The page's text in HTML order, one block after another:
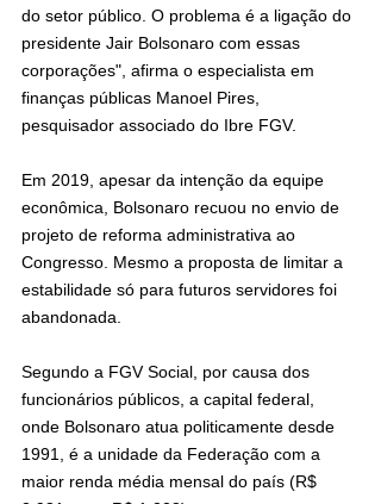
do setor público. O problema é a ligação do
presidente Jair Bolsonaro com essas
corporações", afirma o especialista em
finanças públicas Manoel Pires,
pesquisador associado do Ibre FGV.
Em 2019, apesar da intenção da equipe
econômica, Bolsonaro recuou no envio de
projeto de reforma administrativa ao
Congresso. Mesmo a proposta de limitar a
estabilidade só para futuros servidores foi
abandonada.
Segundo a FGV Social, por causa dos
funcionários públicos, a capital federal,
onde Bolsonaro atua politicamente desde
1991, é a unidade da Federação com a
maior renda média mensal do país (R$